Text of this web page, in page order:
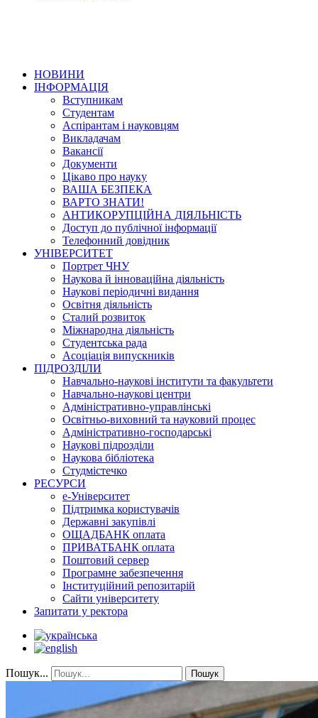
НОВИНИ
ІНФОРМАЦІЯ
Вступникам
Студентам
Аспірантам і науковцям
Викладачам
Вакансії
Документи
Цікаво про науку
ВАША БЕЗПЕКА
ВАРТО ЗНАТИ!
АНТИКОРУПЦІЙНА ДІЯЛЬНІСТЬ
Доступ до публічної інформації
Телефонний довідник
УНІВЕРСИТЕТ
Портрет ЧНУ
Наукова й інноваційна діяльність
Наукові періодичні видання
Освітня діяльність
Сталий розвиток
Міжнародна діяльність
Студентська рада
Асоціація випускників
ПІДРОЗДІЛИ
Навчально-наукові інститути та факультети
Навчально-наукові центри
Адміністративно-управлінські
Освітньо-виховний та науковий процес
Адміністративно-господарські
Наукові підрозділи
Наукова бібліотека
Студмістечко
РЕСУРСИ
е-Університет
Підтримка користувачів
Державні закупівлі
ОЩАДБАНК оплата
ПРИВАТБАНК оплата
Поштовий сервер
Програмне забезпечення
Інституційний репозитарій
Сайти університету
Запитати у ректора
Пошук... Пошук